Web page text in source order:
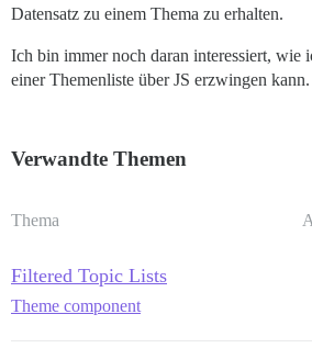
Datensatz zu einem Thema zu erhalten.
Ich bin immer noch daran interessiert, wie
einer Themenliste über JS erzwingen kann.
Verwandte Themen
Thema
Filtered Topic Lists
Theme component